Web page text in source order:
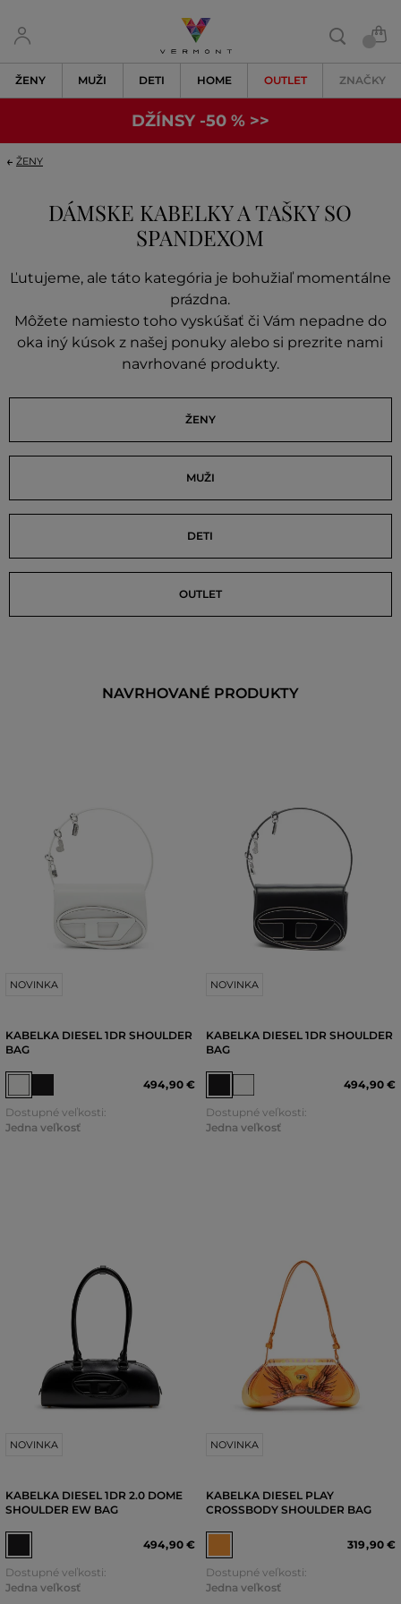
ŽENY MUŽI DETI HOME OUTLET ZNAČKY
DŽÍNSY -50 % >>
ŽENY
DÁMSKE KABELKY A TAŠKY SO
SPANDEXOM
Ľutujeme, ale táto kategória je bohužiaľ momentálne
prázdna.
Môžete namiesto toho vyskúšať či Vám nepadne do
oka iný kúsok z našej ponuky alebo si prezrite nami
navrhované produkty.
ŽENY
MUŽI
DETI
OUTLET
NAVRHOVANÉ PRODUKTY
NOVINKA
KABELKA DIESEL 1DR SHOULDER
BAG
494,90 €
Dostupné veľkosti:
Jedna veľkosť
NOVINKA
KABELKA DIESEL 1DR SHOULDER
BAG
494,90 €
Dostupné veľkosti:
Jedna veľkosť
NOVINKA
KABELKA DIESEL 1DR 2.0 DOME
SHOULDER EW BAG
494,90 €
Dostupné veľkosti:
Jedna veľkosť
NOVINKA
KABELKA DIESEL PLAY
CROSSBODY SHOULDER BAG
319,90 €
Dostupné veľkosti:
Jedna veľkosť